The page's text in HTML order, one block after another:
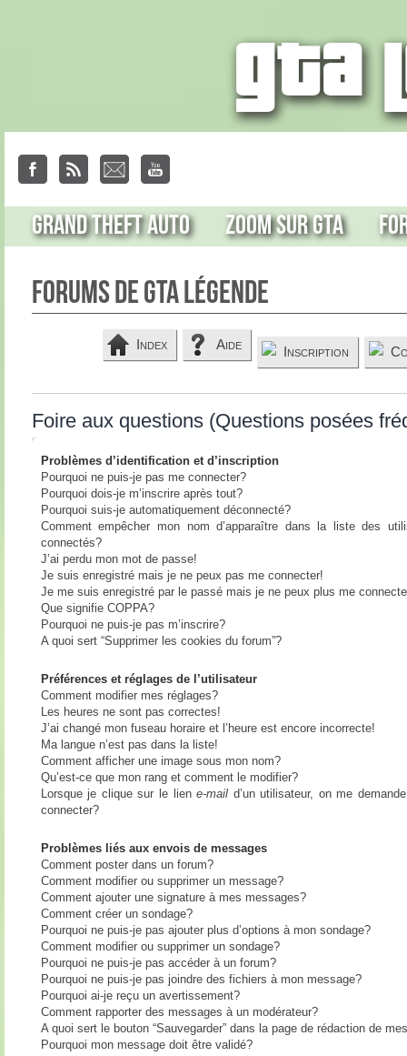
Grand Theft Auto Zoom sur GTA
Forums de GTA Légende
Index Aide Inscription
Foire aux questions (Questions posées
Problèmes d’identification et d’inscription
Pourquoi ne puis-je pas me connecter?
Pourquoi dois-je m’inscrire après tout?
Pourquoi suis-je automatiquement déconnecté?
Comment empêcher mon nom d’apparaître dans la liste des
connectés?
J’ai perdu mon mot de passe!
Je suis enregistré mais je ne peux pas me connecter!
Je me suis enregistré par le passé mais je ne peux plus me
Que signifie COPPA?
Pourquoi ne puis-je pas m’inscrire?
A quoi sert “Supprimer les cookies du forum”?
Préférences et réglages de l’utilisateur
Comment modifier mes réglages?
Les heures ne sont pas correctes!
J’ai changé mon fuseau horaire et l’heure est encore incorrecte!
Ma langue n’est pas dans la liste!
Comment afficher une image sous mon nom?
Qu’est-ce que mon rang et comment le modifier?
Lorsque je clique sur le liene-mail d’un utilisateur, on me
connecter?
Problèmes liés aux envois de messages
Comment poster dans un forum?
Comment modifier ou supprimer un message?
Comment ajouter une signature à mes messages?
Comment créer un sondage?
Pourquoi ne puis-je pas ajouter plus d’options à mon sondage?
Comment modifier ou supprimer un sondage?
Pourquoi ne puis-je pas accéder à un forum?
Pourquoi ne puis-je pas joindre des fichiers à mon message?
Pourquoi ai-je reçu un avertissement?
Comment rapporter des messages à un modérateur?
A quoi sert le bouton “Sauvegarder” dans la page de rédaction de
Pourquoi mon message doit être validé?